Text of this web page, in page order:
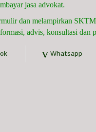
jasa advokat.
dan melampirkan
advis, konsultasi dan
Whatsapp